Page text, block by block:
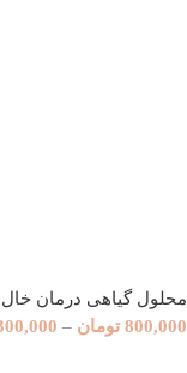
محلول گیاهی درمان
800,000 تومان –